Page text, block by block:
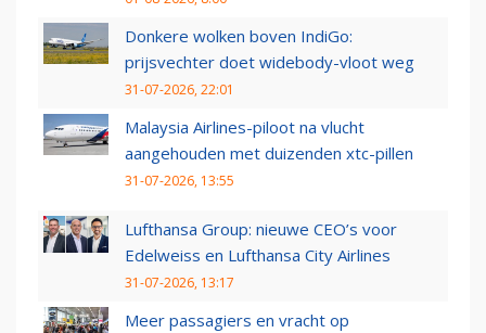
Donkere wolken boven IndiGo:
prijsvechter doet widebody-vloot weg
31-07-2026, 22:01
Malaysia Airlines-piloot na vlucht
aangehouden met duizenden xtc-pillen
31-07-2026, 13:55
Lufthansa Group: nieuwe CEO’s voor
Edelweiss en Lufthansa City Airlines
31-07-2026, 13:17
Meer passagiers en vracht op